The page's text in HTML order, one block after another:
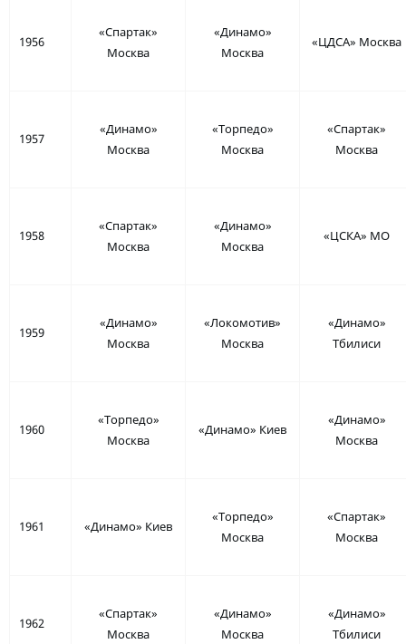
1956
«Спартак»
Москва
«Динамо»
Москва
«ЦДСА» Москва
1957
«Динамо»
Москва
«Торпедо»
Москва
«Спартак»
Москва
1958
«Спартак»
Москва
«Динамо»
Москва
«ЦСКА» МО
1959
«Динамо»
Москва
«Локомотив»
Москва
«Динамо»
Тбилиси
1960
«Торпедо»
Москва
«Динамо» Киев
«Динамо»
Москва
1961 «Динамо» Киев
«Торпедо»
Москва
«Спартак»
Москва
1962
«Спартак»
Москва
«Динамо»
Москва
«Динамо»
Тбилиси